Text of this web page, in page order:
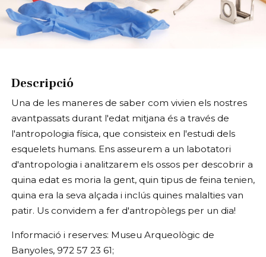
Descripció
Una de les maneres de saber com vivien els nostres
avantpassats durant l'edat mitjana és a través de
l'antropologia física, que consisteix en l'estudi dels
esquelets humans. Ens asseurem a un labotatori
d'antropologia i analitzarem els ossos per descobrir a
quina edat es moria la gent, quin tipus de feina tenien,
quina era la seva alçada i inclús quines malalties van
patir. Us convidem a fer d'antropòlegs per un dia!
Informació i reserves: Museu Arqueològic de
Banyoles, 972 57 23 61;